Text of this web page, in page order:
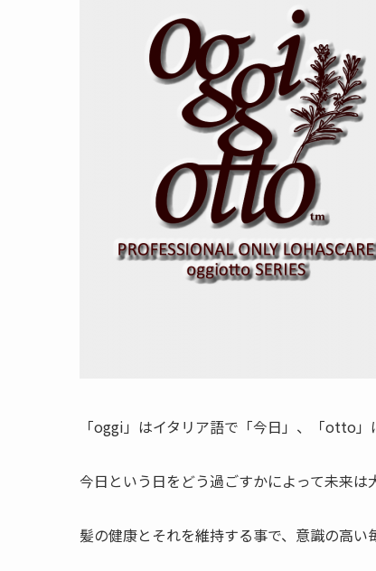
「oggi」はイタリア語で「今日」、「otto」
今日という日をどう過ごすかによって未来は
髪の健康とそれを維持する事で、意識の高